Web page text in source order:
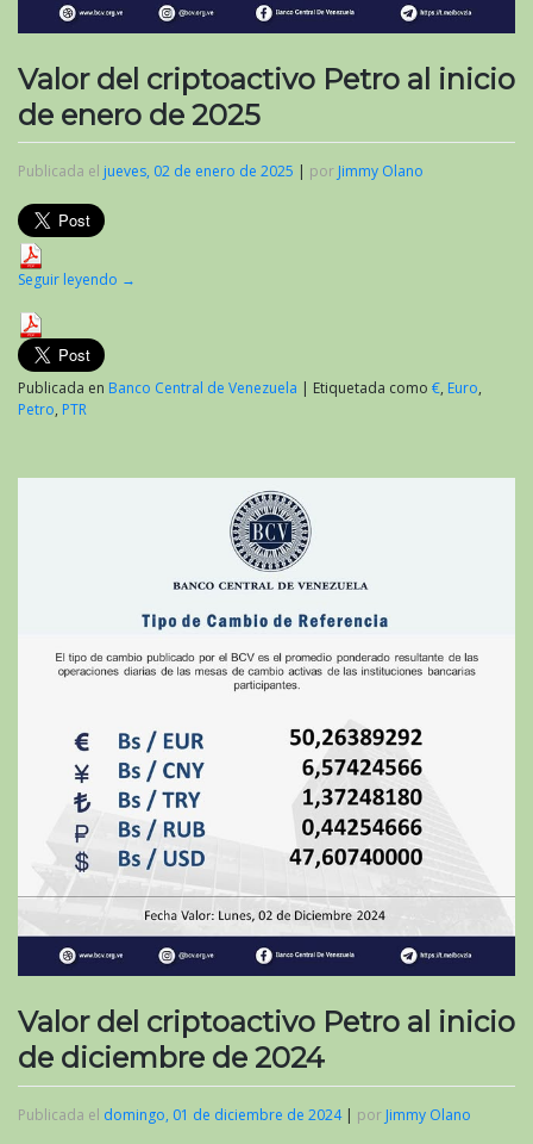
Valor del criptoactivo Petro al inicio
de enero de 2025
Publicada el jueves, 02 de enero de 2025 | por Jimmy Olano
Seguir leyendo →
Publicada en Banco Central de Venezuela | Etiquetada como €, Euro,
Petro, PTR
Valor del criptoactivo Petro al inicio
de diciembre de 2024
Publicada el domingo, 01 de diciembre de 2024| por Jimmy Olano